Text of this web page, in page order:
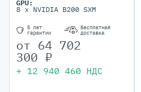
GPU:
8 x NVIDIA B200 SXM
5 лет
гарантии
Бесплатная
доставка
от 64 702
300 ₽
+ 12 940 460 НДС